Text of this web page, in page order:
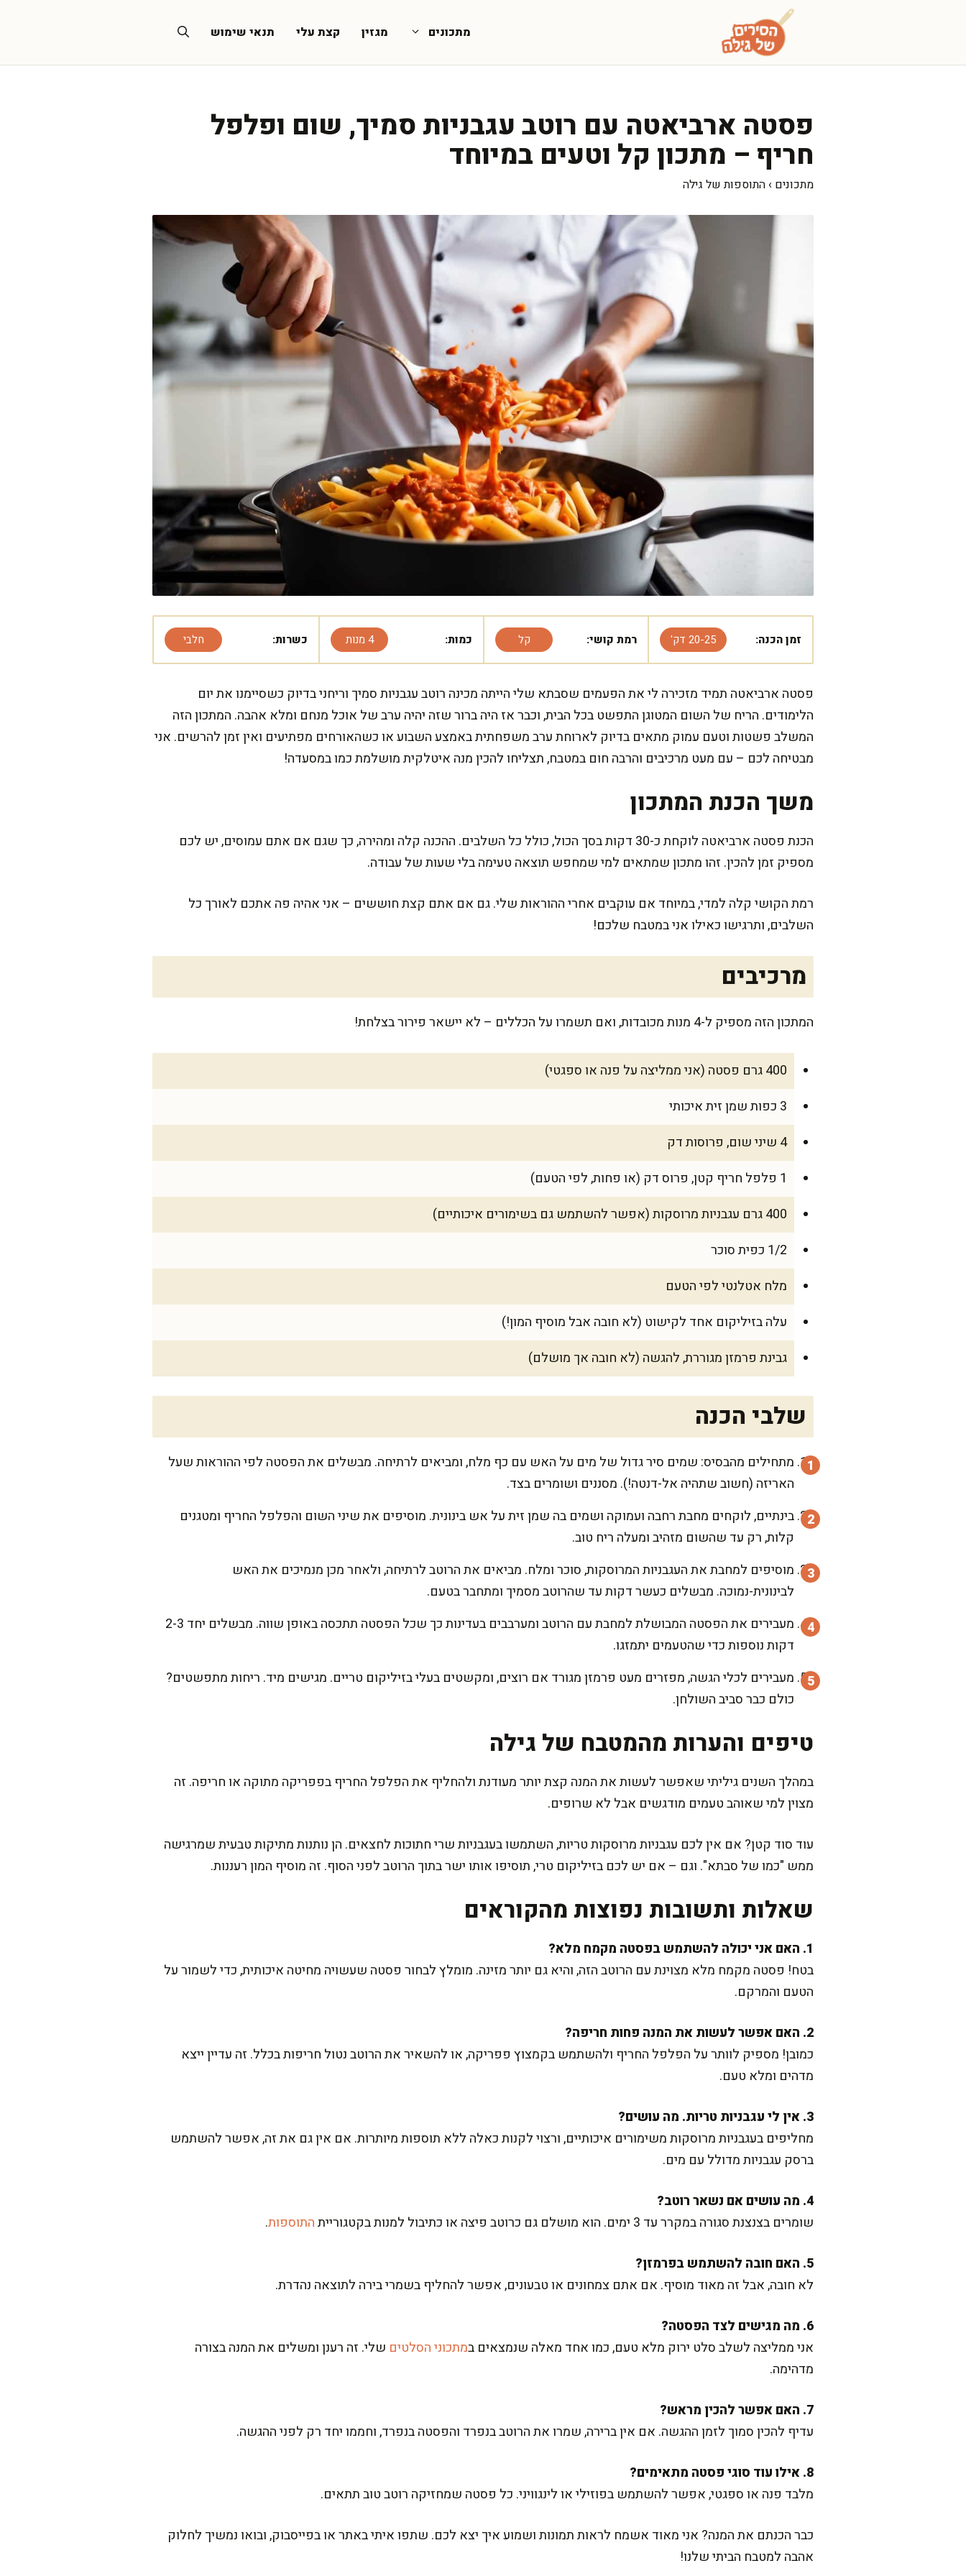
מתכונים מגזין קצת עלי תנאי שימוש
פסטה ארביאטה עם רוטב עגבניות סמיך, שום ופלפל
חריף – מתכון קל וטעים במיוחד
מתכונים › התוספות של גילה
זמן הכנה: 20-25 דק' רמת קושי: קל כמות: 4 מנות כשרות: חלבי
פסטה ארביאטה תמיד מזכירה לי את הפעמים שסבתא שלי הייתה מכינה רוטב עגבניות סמיך וריחני בדיוק כשסיימנו את יום
הלימודים. הריח של השום המטוגן התפשט בכל הבית, וכבר אז היה ברור שזה יהיה ערב של אוכל מנחם ומלא אהבה. המתכון הזה
המשלב פשטות וטעם עמוק מתאים בדיוק לארוחת ערב משפחתית באמצע השבוע או כשהאורחים מפתיעים ואין זמן להרשים. אני
מבטיחה לכם – עם מעט מרכיבים והרבה חום במטבח, תצליחו להכין מנה איטלקית מושלמת כמו במסעדה!
משך הכנת המתכון
הכנת פסטה ארביאטה לוקחת כ-30 דקות בסך הכול, כולל כל השלבים. ההכנה קלה ומהירה, כך שגם אם אתם עמוסים, יש לכם
מספיק זמן להכין. זהו מתכון שמתאים למי שמחפש תוצאה טעימה בלי שעות של עבודה.
רמת הקושי קלה למדי, במיוחד אם עוקבים אחרי ההוראות שלי. גם אם אתם קצת חוששים – אני אהיה פה אתכם לאורך כל
השלבים, ותרגישו כאילו אני במטבח שלכם!
מרכיבים
המתכון הזה מספיק ל-4 מנות מכובדות, ואם תשמרו על הכללים – לא יישאר פירור בצלחת!
400 גרם פסטה (אני ממליצה על פנה או ספגטי)
3 כפות שמן זית איכותי
4 שיני שום, פרוסות דק
1 פלפל חריף קטן, פרוס דק (או פחות, לפי הטעם)
400 גרם עגבניות מרוסקות (אפשר להשתמש גם בשימורים איכותיים)
1/2 כפית סוכר
מלח אטלנטי לפי הטעם
עלה בזיליקום אחד לקישוט (לא חובה אבל מוסיף המון!)
גבינת פרמזן מגוררת, להגשה (לא חובה אך מושלם)
שלבי הכנה
מתחילים מהבסיס: שמים סיר גדול של מים על האש עם כף מלח, ומביאים לרתיחה. מבשלים את הפסטה לפי ההוראות שעל
האריזה (חשוב שתהיה אל-דנטה!). מסננים ושומרים בצד.
בינתיים, לוקחים מחבת רחבה ועמוקה ושמים בה שמן זית על אש בינונית. מוסיפים את שיני השום והפלפל החריף ומטגנים
קלות, רק עד שהשום מזהיב ומעלה ריח טוב.
מוסיפים למחבת את העגבניות המרוסקות, סוכר ומלח. מביאים את הרוטב לרתיחה, ולאחר מכן מנמיכים את האש
לבינונית-נמוכה. מבשלים כעשר דקות עד שהרוטב מסמיך ומתחבר בטעם.
מעבירים את הפסטה המבושלת למחבת עם הרוטב ומערבבים בעדינות כך שכל הפסטה תתכסה באופן שווה. מבשלים יחד 2-3
דקות נוספות כדי שהטעמים יתמזגו.
מעבירים לכלי הגשה, מפזרים מעט פרמזן מגורד אם רוצים, ומקשטים בעלי בזיליקום טריים. מגישים מיד. ריחות מתפשטים?
כולם כבר סביב השולחן.
טיפים והערות מהמטבח של גילה
במהלך השנים גיליתי שאפשר לעשות את המנה קצת יותר מעודנת ולהחליף את הפלפל החריף בפפריקה מתוקה או חריפה. זה
מצוין למי שאוהב טעמים מודגשים אבל לא שרופים.
עוד סוד קטן? אם אין לכם עגבניות מרוסקות טריות, השתמשו בעגבניות שרי חתוכות לחצאים. הן נותנות מתיקות טבעית שמרגישה
ממש "כמו של סבתא". וגם – אם יש לכם בזיליקום טרי, תוסיפו אותו ישר בתוך הרוטב לפני הסוף. זה מוסיף המון רעננות.
שאלות ותשובות נפוצות מהקוראים
1. האם אני יכולה להשתמש בפסטה מקמח מלא?
בטח! פסטה מקמח מלא מצוינת עם הרוטב הזה, והיא גם יותר מזינה. מומלץ לבחור פסטה שעשויה מחיטה איכותית, כדי לשמור על
הטעם והמרקם.
2. האם אפשר לעשות את המנה פחות חריפה?
כמובן! מספיק לוותר על הפלפל החריף ולהשתמש בקמצוץ פפריקה, או להשאיר את הרוטב נטול חריפות בכלל. זה עדיין ייצא
מדהים ומלא טעם.
3. אין לי עגבניות טריות. מה עושים?
מחליפים בעגבניות מרוסקות משימורים איכותיים, ורצוי לקנות כאלה ללא תוספות מיותרות. אם אין גם את זה, אפשר להשתמש
ברסק עגבניות מדולל עם מים.
4. מה עושים אם נשאר רוטב?
שומרים בצנצנת סגורה במקרר עד 3 ימים. הוא מושלם גם כרוטב פיצה או כתיבול למנות בקטגוריית
התוספות.
5. האם חובה להשתמש בפרמזן?
לא חובה, אבל זה מאוד מוסיף. אם אתם צמחונים או טבעונים, אפשר להחליף בשמרי בירה לתוצאה נהדרת.
6. מה מגישים לצד הפסטה?
אני ממליצה לשלב סלט ירוק מלא טעם, כמו אחד מאלה שנמצאים במתכוני הסלטים שלי. זה רענן ומשלים את המנה בצורה
מדהימה.
7. האם אפשר להכין מראש?
עדיף להכין סמוך לזמן ההגשה. אם אין ברירה, שמרו את הרוטב בנפרד והפסטה בנפרד, וחממו יחד רק לפני ההגשה.
8. אילו עוד סוגי פסטה מתאימים?
מלבד פנה או ספגטי, אפשר להשתמש בפוזילי או לינגוויני. כל פסטה שמחזיקה רוטב טוב תתאים.
כבר הכנתם את המנה? אני מאוד אשמח לראות תמונות ושמוע איך יצא לכם. שתפו איתי באתר או בפייסבוק, ובואו נמשיך לחלוק
אהבה למטבח הביתי שלנו!